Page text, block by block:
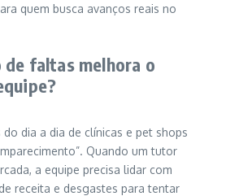
quem busca avanços reais no
de faltas melhora o
dia a dia de clínicas e pet shops
Quando um tutor
a equipe precisa lidar com
receita e desgastes para tentar